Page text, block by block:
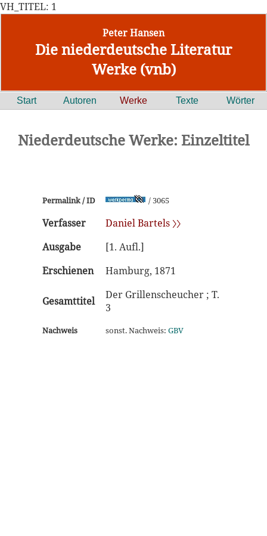
VH_TITEL: 1
Peter Hansen
Die niederdeutsche Literatur
Werke (vnb)
Start Autoren Werke Texte Wörter
Niederdeutsche Werke: Einzeltitel
Permalink / ID / 3065
Verfasser
Daniel Bartels 〉〉
Ausgabe
[1. Aufl.]
Erschienen
Hamburg, 1871
Gesamttitel
Der Grillenscheucher ; T.
3
Nachweis sonst. Nachweis: GBV